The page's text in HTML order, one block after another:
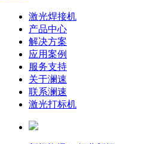
激光焊接机
产品中心
解决方案
应用案例
服务支持
关于澜速
联系澜速
激光打标机